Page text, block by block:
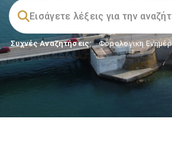
Συχνές Αναζητήσεις: Φορολογικη